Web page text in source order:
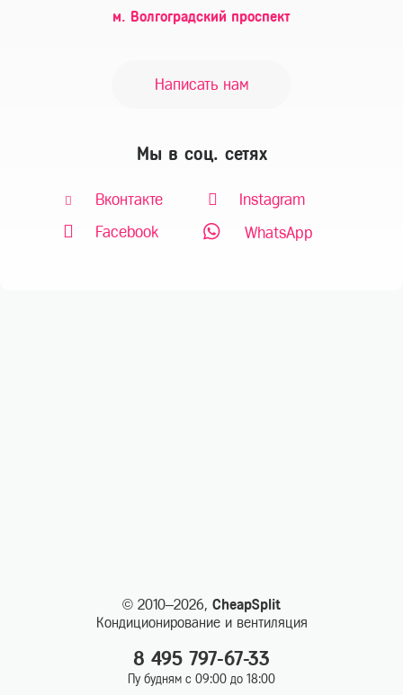
м. Волгоградский проспект
Написать нам
Мы в соц. сетях
Вконтакте
Instagram
Facebook
WhatsApp
© 2010–2026, CheapSplit
Кондиционирование и вентиляция
8 495 797-67-33
Пу будням с 09:00 до 18:00